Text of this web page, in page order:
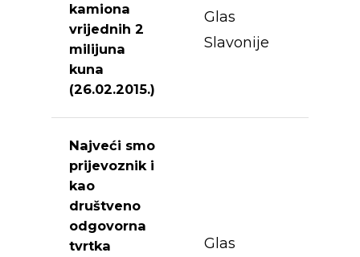
kamiona
vrijednih 2
milijuna
kuna
(26.02.2015.)
Glas
Slavonije
Najveći smo
prijevoznik i
kao
društveno
odgovorna
tvrtka
Glas